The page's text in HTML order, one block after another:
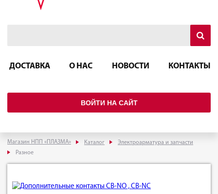
ДОСТАВКА О НАС НОВОСТИ КОНТАКТЫ
ВОЙТИ НА САЙТ
Магазин НПП «ПЛАЗМА» Каталог
Электроарматура и запчасти
Разное